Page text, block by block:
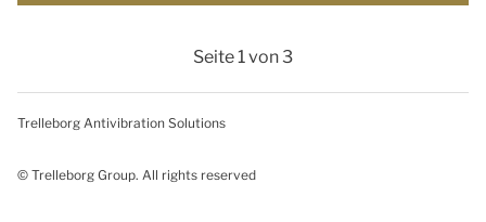
Seite 1 von 3
Trelleborg Antivibration Solutions
© Trelleborg Group. All rights reserved